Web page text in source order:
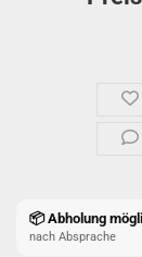
📦 Abholung
nach Absprache